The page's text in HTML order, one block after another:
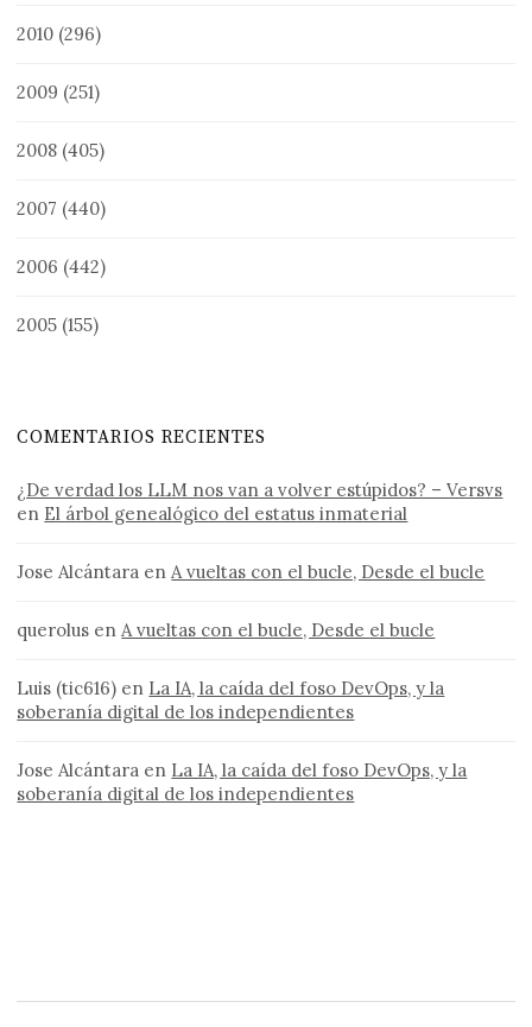
2010 (296)
2009 (251)
2008 (405)
2007 (440)
2006 (442)
2005 (155)
COMENTARIOS RECIENTES
¿De verdad los LLM nos van a volver estúpidos? – Versvs
en El árbol genealógico del estatus inmaterial
Jose Alcántara en A vueltas con el bucle, Desde el bucle
querolus en A vueltas con el bucle, Desde el bucle
Luis (tic616) en La IA, la caída del foso DevOps, y la
soberanía digital de los independientes
Jose Alcántara en La IA, la caída del foso DevOps, y la
soberanía digital de los independientes